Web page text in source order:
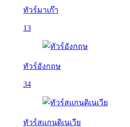
ทัวร์มาเก๊า
13
ทัวร์อังกฤษ
34
ทัวร์สแกนดิเนเวีย